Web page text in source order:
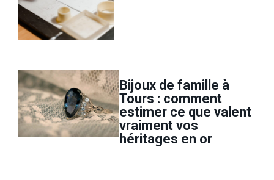
Bijoux de famille à
Tours : comment
estimer ce que valent
vraiment vos
héritages en or